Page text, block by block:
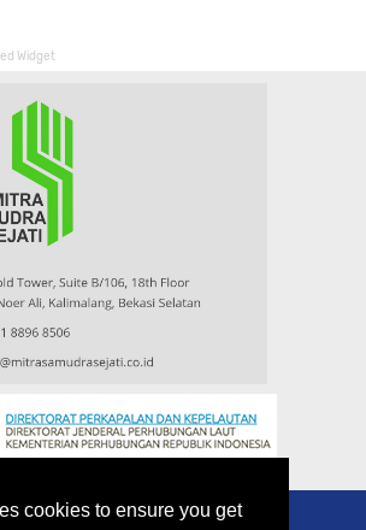
cookies to ensure you get
Widget